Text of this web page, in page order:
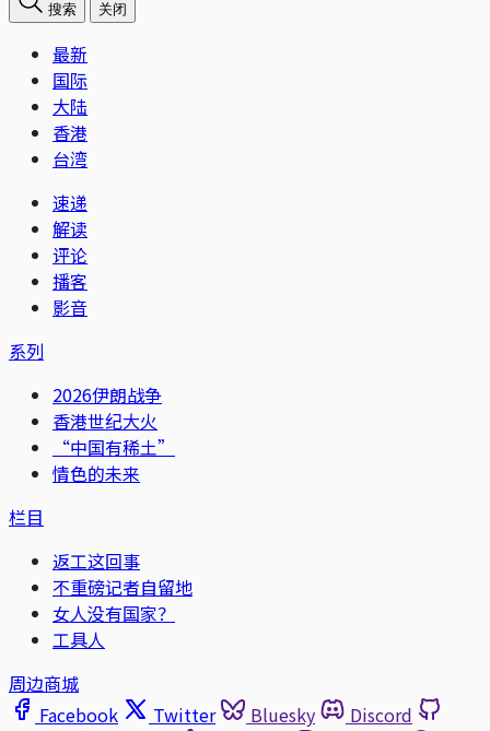
搜索 关闭
最新
国际
大陆
香港
台湾
速递
解读
评论
播客
影音
系列
2026伊朗战争
香港世纪大火
“中国有稀土”
情色的未来
栏目
返工这回事
不重磅记者自留地
女人没有国家？
工具人
周边商城
Facebook
Twitter Bluesky
Discord